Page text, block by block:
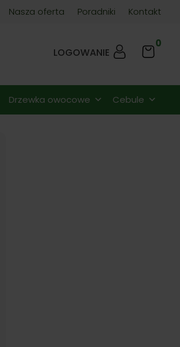
Nasza oferta Poradniki Kontakt
LOGOWANIE
0
Drzewka owocowe Cebule